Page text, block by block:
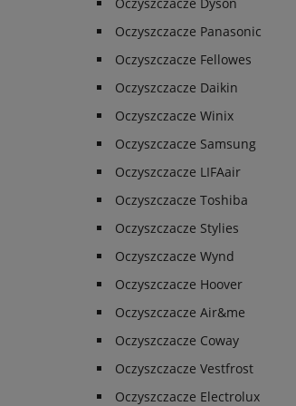
Oczyszczacze Panasonic
Oczyszczacze Fellowes
Oczyszczacze Daikin
Oczyszczacze Winix
Oczyszczacze Samsung
Oczyszczacze LIFAair
Oczyszczacze Toshiba
Oczyszczacze Stylies
Oczyszczacze Wynd
Oczyszczacze Hoover
Oczyszczacze Air&me
Oczyszczacze Coway
Oczyszczacze Vestfrost
Oczyszczacze Electrolux